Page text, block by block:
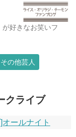
好きなお笑いフ
その他芸人
クライブ
オールナイト